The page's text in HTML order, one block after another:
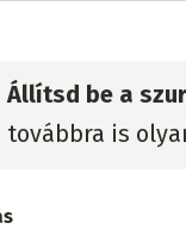
Állítsd be a
továbbra is